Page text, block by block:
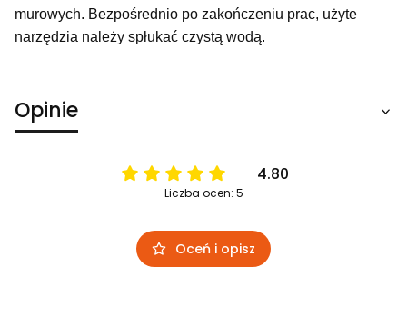
murowych. Bezpośrednio po zakończeniu prac, użyte
narzędzia należy spłukać czystą wodą.
Opinie
4.80
Liczba ocen: 5
Oceń i opisz